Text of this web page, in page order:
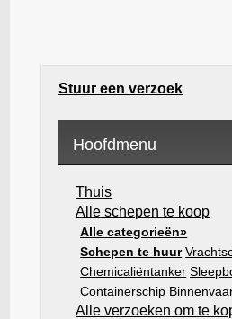
Stuur een verzoek
Hoofdmenu
Thuis
Alle schepen te koop
Alle categorieën»
Schepen te huur
Chemicaliëntanker
Containerschip
Alle verzoeken om te